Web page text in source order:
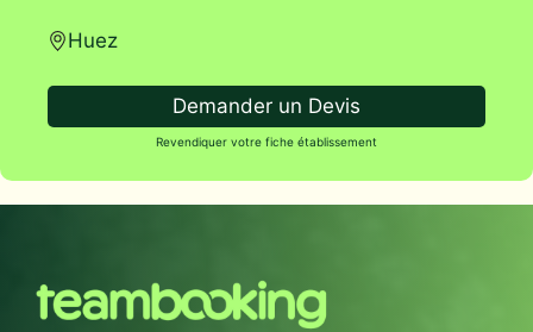
Huez
Demander un Devis
Revendiquer votre fiche établissement